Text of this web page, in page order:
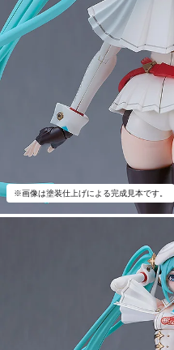
※画像は塗装仕上げによる完成見本です。